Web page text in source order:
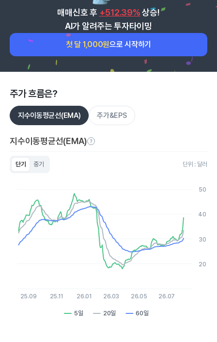
매매신호 후 +512.39% 상승!
AI가 알려주는 투자타이밍
첫 달 1,000원으로 시작하기
주가 흐름은?
지수이동평균선(EMA) 주가&EPS
지수이동평균선(EMA)
단기 중기 단위 : 달러
View as data table, Chart
The chart has 1 X axis displaying Time. Data ranges from
The chart has 1 Y axis displaying values. Data ranges from
5일 20일 60일
25.09 25.11 26.01 26.03 26.05 26.07
20
30
40
50